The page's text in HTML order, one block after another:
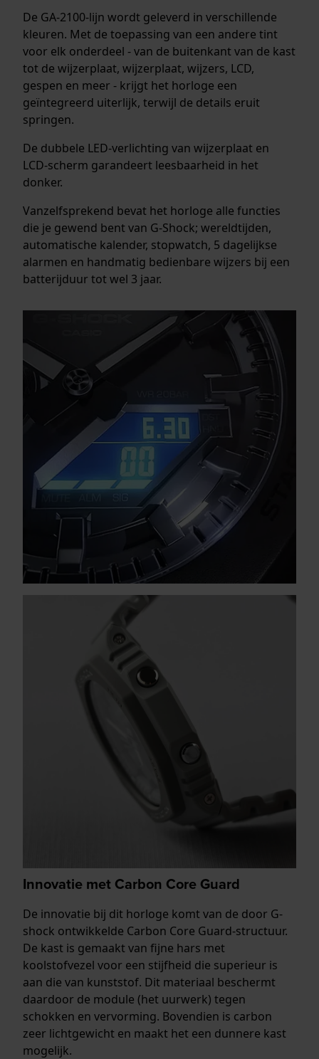
De GA-2100-lijn wordt geleverd in verschillende
kleuren. Met de toepassing van een andere tint
voor elk onderdeel - van de buitenkant van de kast
tot de wijzerplaat, wijzerplaat, wijzers, LCD,
gespen en meer - krijgt het horloge een
geïntegreerd uiterlijk, terwijl de details eruit
springen.
De dubbele LED-verlichting van wijzerplaat en
LCD-scherm garandeert leesbaarheid in het
donker.
Vanzelfsprekend bevat het horloge alle functies
die je gewend bent van G-Shock; wereldtijden,
automatische kalender, stopwatch, 5 dagelijkse
alarmen en handmatig bedienbare wijzers bij een
batterijduur tot wel 3 jaar.
Innovatie met Carbon Core Guard
De innovatie bij dit horloge komt van de door G-
shock ontwikkelde Carbon Core Guard-structuur.
De kast is gemaakt van fijne hars met
koolstofvezel voor een stijfheid die superieur is
aan die van kunststof. Dit materiaal beschermt
daardoor de module (het uurwerk) tegen
schokken en vervorming. Bovendien is carbon
zeer lichtgewicht en maakt het een dunnere kast
mogelijk.